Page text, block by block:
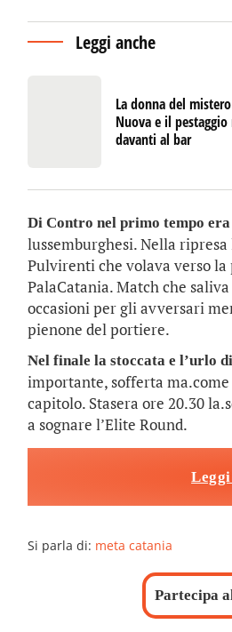
Leggi anche
La donna del
Nuova e il
davanti al bar
Di Contro nel primo tempo
lussemburghesi. Nella
Pulvirenti che volava verso
PalaCatania. Match che
occasioni per gli avversari
pienone del portiere.
Nel finale la stoccata e l’urlo
importante, sofferta ma.come
capitolo. Stasera ore 20.30
a sognare l’Elite Round.
Si parla di: meta catania
Partecipa